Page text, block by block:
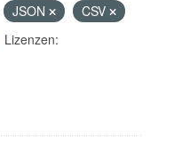
JSON
CSV
Lizenzen: